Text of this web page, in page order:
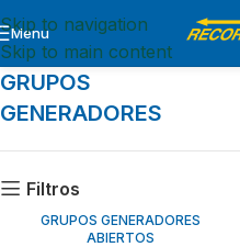
Skip to navigation
Skip to main content
Menu
GRUPOS
GENERADORES
Filtros
GRUPOS GENERADORES
ABIERTOS